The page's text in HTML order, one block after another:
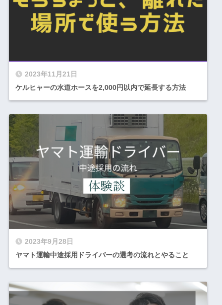
2023年11月21日
ケルヒャーの水道ホースを2,000円以内で延長する方法
2023年9月28日
ヤマト運輸中途採用ドライバーの選考の流れとやること